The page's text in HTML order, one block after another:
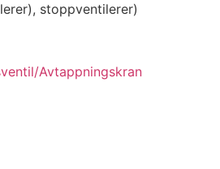
stoppventilerer)
Avtappningskran